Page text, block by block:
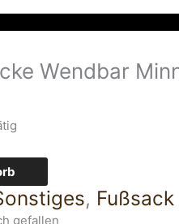
Wendbar
, Fußsack
gefallen